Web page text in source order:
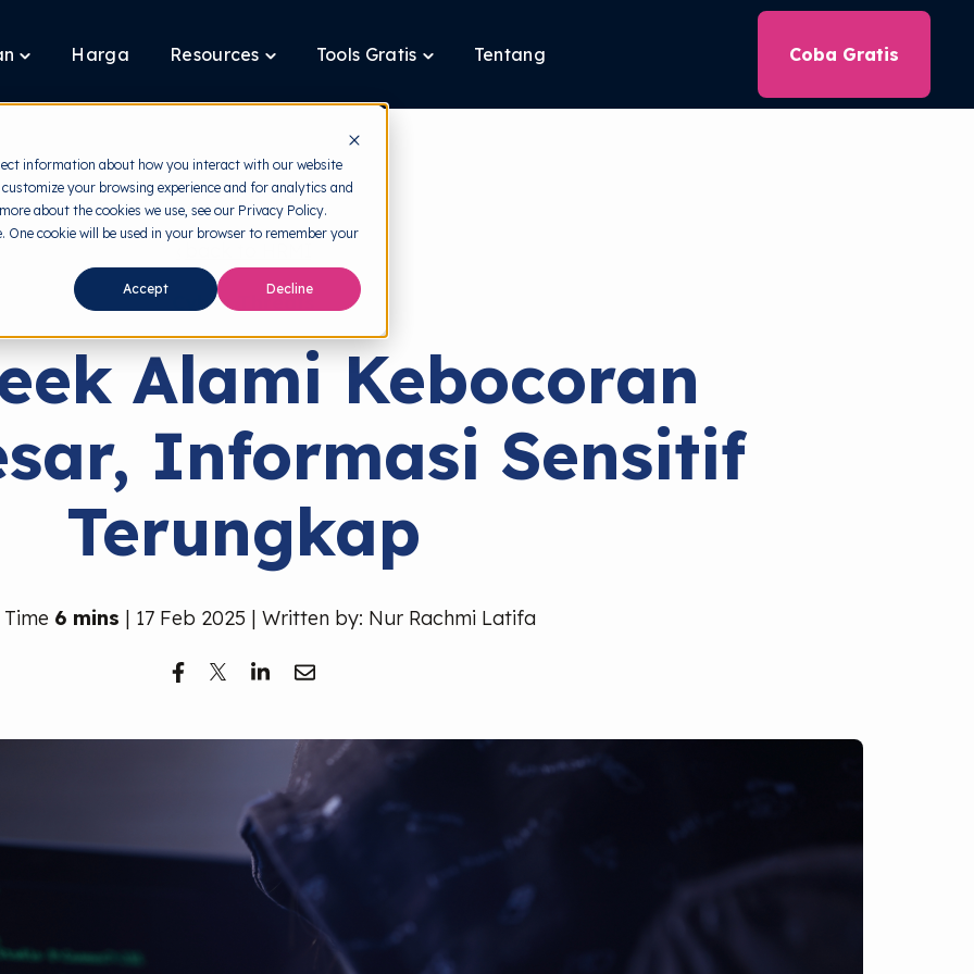
information about how you interact with our website
your browsing experience and for analytics and
about the cookies we use, see our Privacy Policy.
cookie will be used in your browser to remember your
Accept Decline
Toggle
Layanan
Harga Resources
Toggle
Resources
Tools Gratis
Toggle
Tools
Tentang Coba Gratis
Cyber Threats
Alami Kebocoran
Informasi Sensitif
Terungkap
6 mins | 17 Feb 2025 | Written by: Nur Rachmi Latifa